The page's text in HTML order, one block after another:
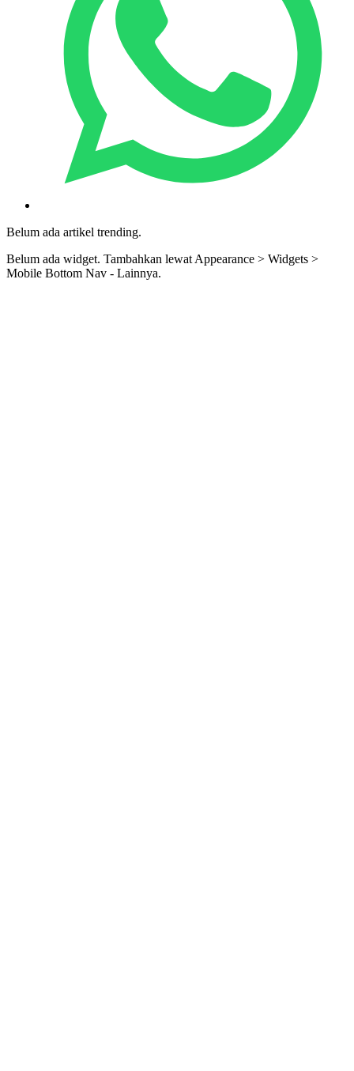
Belum ada artikel trending.
Belum ada widget. Tambahkan lewat Appearance > Widgets >
Mobile Bottom Nav - Lainnya.